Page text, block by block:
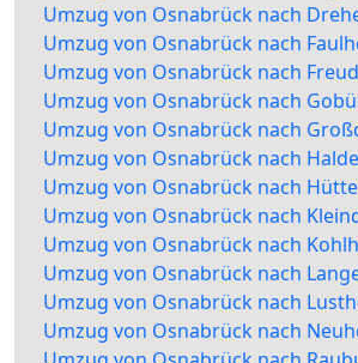
Umzug von Osnabrück nach
Umzug von Osnabrück nach
Umzug von Osnabrück nach
Umzug von Osnabrück nach
Umzug von Osnabrück nach
Umzug von Osnabrück nach
Umzug von Osnabrück nach
Umzug von Osnabrück nach
Umzug von Osnabrück nach
Umzug von Osnabrück nach
Umzug von Osnabrück nach
Umzug von Osnabrück nach